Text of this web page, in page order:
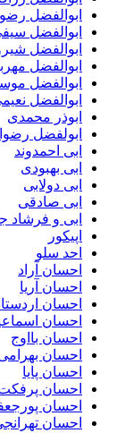
ابوالفضل
ابوالفضل
ابوالفضل
ابوالفضل
ابوالفضل
ابوالفضل
ابوذر محمدی
ابولفضل
ابی احمدوند
ابی بهبودی
ابی دولابی
ابی صادقی
ابی و
اپیکور
احد سلو
احسان آراد
احسان آریا
احسان
احسان
احسان بااوج
احسان
احسان پایا
احسان
احسان
احسان